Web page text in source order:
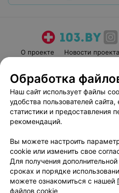
О проекте Новости проекта
Пользовательское
Вакансии
Написать
Обработка
Обработка
Наш сайт использует файлы
удобства пользователей
статистики и предоставления
рекомендаций.
Вы можете настроить
cookie или изменить свое
Для получения
сроках и порядке
можете ознакомиться с нашей
файлов cookie